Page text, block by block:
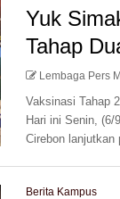
Yuk
Tahap
Lembaga Pers
Vaksinasi Tahap
Hari ini Senin, (6/
Cirebon lanjutkan
Berita Kampus